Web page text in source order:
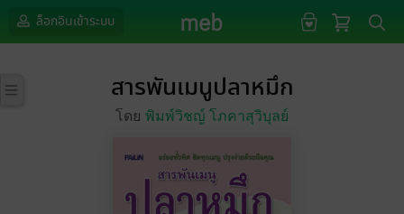
ล็อกอินเข้าระบบ
สารพันเมนูปลาหมึก
โดย พิมพ์วิชญ์ โภคาสุวิบุลย์